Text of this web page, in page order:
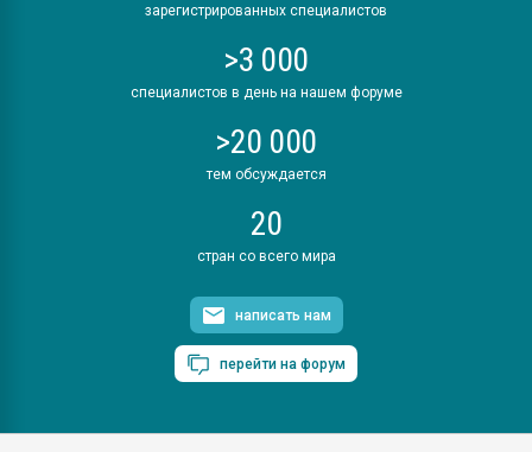
зарегистрированных специалистов
>3 000
специалистов в день на нашем форуме
>20 000
тем обсуждается
20
стран со всего мира
написать нам
перейти на форум